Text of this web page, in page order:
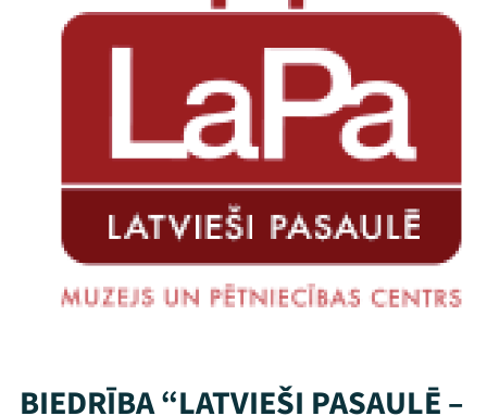
BIEDRĪBA “LATVIEŠI PASAULĒ –